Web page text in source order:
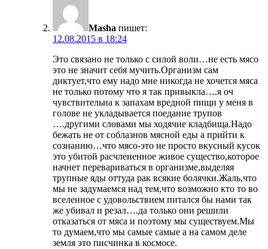
Masha пишет:
12.08.2015 в 18:24
Это связано не только с силой воли…не есть мясо
это не значит себя мучить.Организм сам
диктует,что ему надо мне никогда не хочется мяса
не только потому что я так привыкла….я оч
чувствительна к запахам вредной пищи у меня в
голове не укладывается поедание трупов
….другими словами мы ходячие кладбища.Надо
бежать не от соблазнов мясной еды а прийти к
сознанию…что мясо-это не просто вкусный кусок
это убитой расчлененное живое существо,которое
начнет перевариваться в организме,выделяя
трупные яды оттуда рак всякие болячки.Жаль,что
мы не задумаемся над тем,что возможно кто то во
вселенное с удовольствием питался бы нами так
же убивал и резал….да только они решили
отказаться от мяса и поэтому мы существуем.Мы
то думаем,что мы самые самые а на самом деле
земля это писчинка в космосе.